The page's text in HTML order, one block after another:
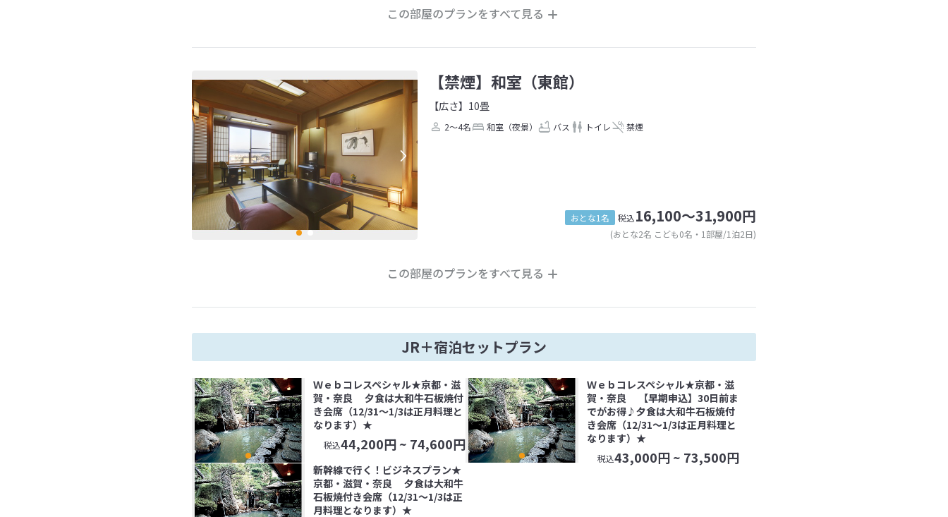
この部屋のプランをすべて見る
【禁煙】和室（東館）
【広さ】10畳
2～4名 和室（夜景） バス トイレ 禁煙
おとな1名 税込16,100～31,900円
(おとな2名 こども0名・1部屋/1泊2日)
この部屋のプランをすべて見る
JR＋宿泊セットプラン
Ｗｅｂコレスペシャル★京都・滋
賀・奈良 夕食は大和牛石板焼付
き会席（12/31～1/3は正月料理と
なります）★
税込44,200円 ~ 74,600円
Ｗｅｂコレスペシャル★京都・滋
賀・奈良 【早期申込】30日前ま
でがお得♪夕食は大和牛石板焼付
き会席（12/31～1/3は正月料理と
なります）★
税込43,000円 ~ 73,500円
新幹線で行く！ビジネスプラン★
京都・滋賀・奈良 夕食は大和牛
石板焼付き会席（12/31～1/3は正
月料理となります）★